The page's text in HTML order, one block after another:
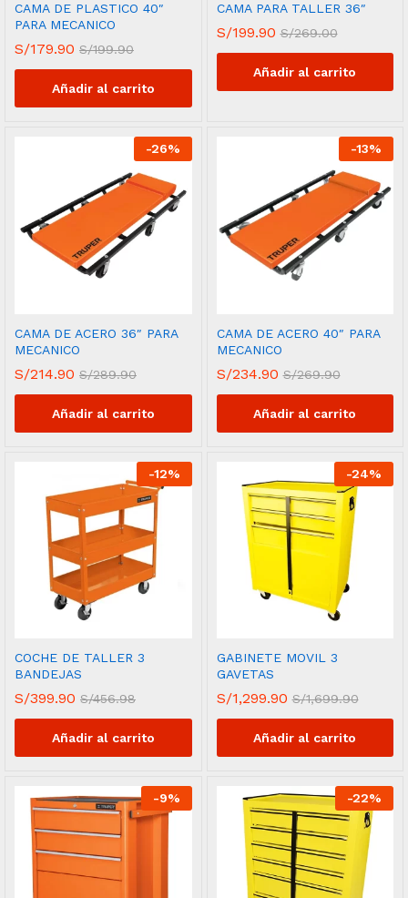
CAMA DE PLASTICO 40″
PARA MECANICO
S/179.90 S/199.90
Añadir al carrito
CAMA PARA TALLER 36″
S/199.90 S/269.00
Añadir al carrito
-26%
CAMA DE ACERO 36″ PARA
MECANICO
S/214.90 S/289.90
Añadir al carrito
-13%
CAMA DE ACERO 40″ PARA
MECANICO
S/234.90 S/269.90
Añadir al carrito
-12%
COCHE DE TALLER 3
BANDEJAS
S/399.90 S/456.98
Añadir al carrito
-24%
GABINETE MOVIL 3
GAVETAS
S/1,299.90 S/1,699.90
Añadir al carrito
-9% -22%